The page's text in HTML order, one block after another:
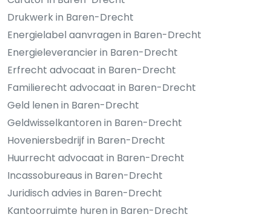
Drukwerk in Baren-Drecht
Energielabel aanvragen in Baren-Drecht
Energieleverancier in Baren-Drecht
Erfrecht advocaat in Baren-Drecht
Familierecht advocaat in Baren-Drecht
Geld lenen in Baren-Drecht
Geldwisselkantoren in Baren-Drecht
Hoveniersbedrijf in Baren-Drecht
Huurrecht advocaat in Baren-Drecht
Incassobureaus in Baren-Drecht
Juridisch advies in Baren-Drecht
Kantoorruimte huren in Baren-Drecht